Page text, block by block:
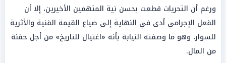
ورغم أن التحريات قطعت بحسن نية المتهمين الأخيرين، إلا أن
الفعل الإجرامي أدى في النهاية إلى ضياع القيمة الفنية والأثرية
للسوار، وهو ما وصفته النيابة بأنه «اغتيال للتاريخ» من أجل حفنة
من المال.